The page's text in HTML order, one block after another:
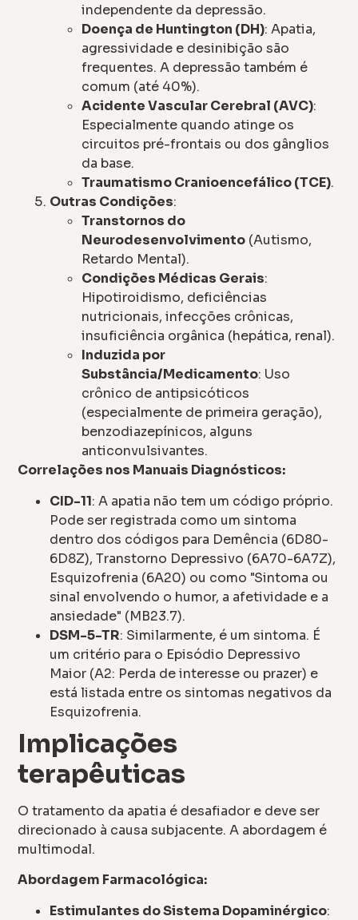
independente da depressão.
Doença de Huntington (DH): Apatia,
agressividade e desinibição são
frequentes. A depressão também é
comum (até 40%).
Acidente Vascular Cerebral (AVC):
Especialmente quando atinge os
circuitos pré-frontais ou dos gânglios
da base.
Traumatismo Cranioencefálico (TCE).
Outras Condições:
Transtornos do
Neurodesenvolvimento (Autismo,
Retardo Mental).
Condições Médicas Gerais:
Hipotiroidismo, deficiências
nutricionais, infecções crônicas,
insuficiência orgânica (hepática, renal).
Induzida por
Substância/Medicamento: Uso
crônico de antipsicóticos
(especialmente de primeira geração),
benzodiazepínicos, alguns
anticonvulsivantes.
Correlações nos Manuais Diagnósticos:
CID-11: A apatia não tem um código próprio.
Pode ser registrada como um sintoma
dentro dos códigos para Demência (6D80-
6D8Z), Transtorno Depressivo (6A70-6A7Z),
Esquizofrenia (6A20) ou como "Sintoma ou
sinal envolvendo o humor, a afetividade e a
ansiedade" (MB23.7).
DSM-5-TR: Similarmente, é um sintoma. É
um critério para o Episódio Depressivo
Maior (A2: Perda de interesse ou prazer) e
está listada entre os sintomas negativos da
Esquizofrenia.
Implicações
terapêuticas
O tratamento da apatia é desafiador e deve ser
direcionado à causa subjacente. A abordagem é
multimodal.
Abordagem Farmacológica:
Estimulantes do Sistema Dopaminérgico: